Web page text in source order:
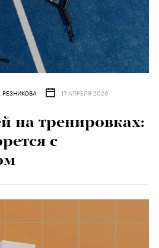
РЕЗНИКОВА 17 АПРЕЛЯ 2026
на тренировках:
с